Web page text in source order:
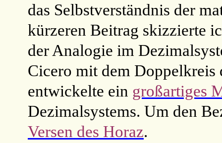
das Selbstverständnis der
kürzeren Beitrag skizzierte
der Analogie im
Cicero mit dem Doppelkreis
entwickelte ein großartiges
Dezimalsystems. Um den
Versen des Horaz.